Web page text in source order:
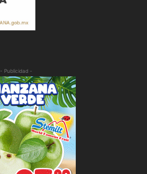
- Publicidad -